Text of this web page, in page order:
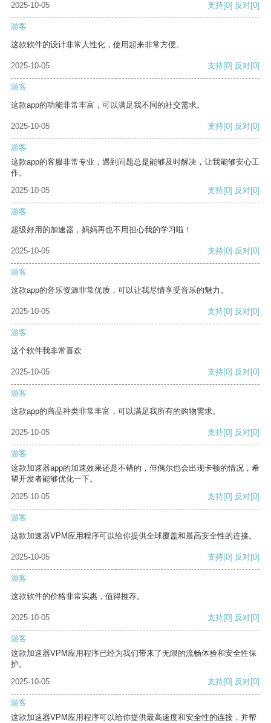
2025-10-05 支持[0] 反对[0]
游客
这款软件的设计非常人性化，使用起来非常方便。
2025-10-05 支持[0] 反对[0]
游客
这款app的功能非常丰富，可以满足我不同的社交需求。
2025-10-05 支持[0] 反对[0]
游客
这款app的客服非常专业，遇到问题总是能够及时解决，让我能够安心工
作。
2025-10-05
支持[0] 反对[0]
游客
超级好用的加速器，妈妈再也不用担心我的学习啦！
2025-10-05 支持[0] 反对[0]
游客
这款app的音乐资源非常优质，可以让我尽情享受音乐的魅力。
2025-10-05 支持[0] 反对[0]
游客
这个软件我非常喜欢
2025-10-05 支持[0] 反对[0]
游客
这款app的商品种类非常丰富，可以满足我所有的购物需求。
2025-10-05 支持[0] 反对[0]
游客
这款加速器app的加速效果还是不错的，但偶尔也会出现卡顿的情况，希
望开发者能够优化一下。
2025-10-05
支持[0] 反对[0]
游客
这款加速器VPM应用程序可以给你提供全球覆盖和最高安全性的连接。
2025-10-05 支持[0] 反对[0]
游客
这款软件的价格非常实惠，值得推荐。
2025-10-05 支持[0] 反对[0]
游客
这款加速器VPM应用程序已经为我们带来了无限的流畅体验和安全性保
护。
2025-10-05
支持[0] 反对[0]
游客
这款加速器VPM应用程序可以给你提供最高速度和安全性的连接，并帮